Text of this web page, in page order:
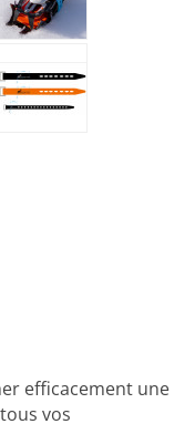
efficacement une
vos